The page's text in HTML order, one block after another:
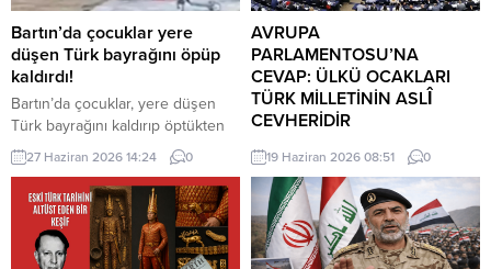
Bartın’da çocuklar yere
düşen Türk bayrağını öpüp
kaldırdı!
Bartın’da çocuklar, yere düşen
Türk bayrağını kaldırıp öptükten
sonra gelen itfaiye ekiplerinin de
yardımıyla göndere çekti. O anlar
cep telefonu kamerası tarafından
kaydedildi. Yerden kaldırıp öptüler
Kemerköprü Mahallesi’nde dün
akşam saatlerinde Cumhuriyet
27 Haziran 2026 14:24 0
AVRUPA
PARLAMENTOSU’NA
CEVAP: ÜLKÜ OCAKLARI
TÜRK MİLLETİNİN ASLÎ
CEVHERİDİR
MHP milletvekili Prof. Dr. İlyas
Topsakal AB parlamentosuna
cevap verdi: Avrupa
Parlamentosu tarafından 17
Haziran 2026 tarihinde kabul
edilen Türkiye Raporu, teknik bir
19 Haziran 2026 08:51 0